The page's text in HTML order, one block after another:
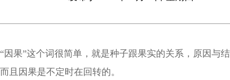
“因果”这个词很简单，就是种子跟果实的关系，原因与
而且因果是不定时在回转的。